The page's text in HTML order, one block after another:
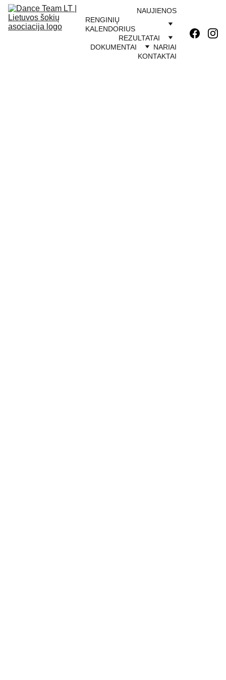
NAUJIENOS
RENGINIŲ
KALENDORIUS
REZULTATAI
DOKUMENTAI
NARIAI
KONTAKTAI